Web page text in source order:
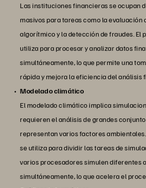
Las instituciones financieras se ocupan
masivos para tareas como la evaluación
algorítmico y la detección de fraudes. El
utiliza para procesar y analizar datos
simultáneamente, lo que permite una
rápida y mejora la eficiencia del análisis
Modelado climático
El modelado climático implica
requieren el análisis de grandes
representan varios factores
se utiliza para dividir las tareas de
varios procesadores simulen diferentes
simultáneamente, lo que acelera el